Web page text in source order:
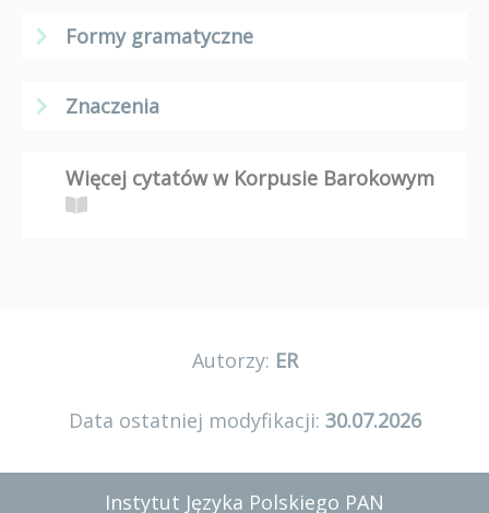
Formy gramatyczne
Znaczenia
Więcej cytatów w Korpusie Barokowym
Autorzy: ER
Data ostatniej modyfikacji: 30.07.2026
Instytut Języka Polskiego PAN